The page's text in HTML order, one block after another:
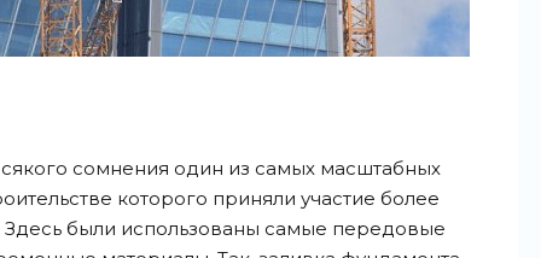
сомнения один из самых масштабных
которого приняли участие более
Здесь были использованы самые передовые